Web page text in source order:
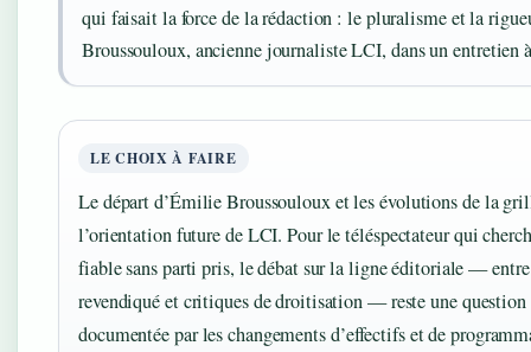
qui faisait la force de la rédaction : le pluralisme et la
Broussouloux, ancienne journaliste LCI, dans un entretien
LE CHOIX À FAIRE
Le départ d’Émilie Broussouloux et les évolutions de la
l’orientation future de LCI. Pour le téléspectateur qui
fiable sans parti pris, le débat sur la ligne éditoriale —
revendiqué et critiques de droitisation — reste une question
documentée par les changements d’effectifs et de